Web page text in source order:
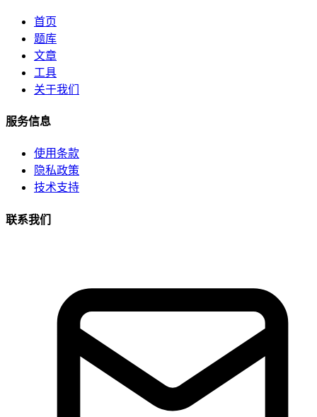
首页
题库
文章
工具
关于我们
服务信息
使用条款
隐私政策
技术支持
联系我们